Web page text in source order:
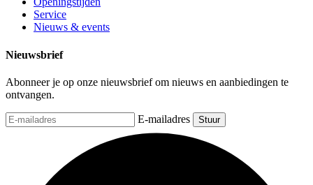
Service
Nieuws & events
Nieuwsbrief
Abonneer je op onze nieuwsbrief om nieuws en aanbiedingen te
ontvangen.
E-mailadres